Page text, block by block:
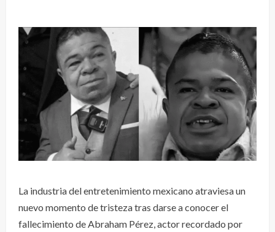
La industria del entretenimiento mexicano atraviesa un
nuevo momento de tristeza tras darse a conocer el
fallecimiento de Abraham Pérez, actor recordado por